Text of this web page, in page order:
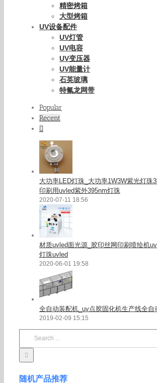
精密烤箱
大型烤箱
UV设备配件
UV灯管
UV电容
UV变压器
UV能量计
石英玻璃
特氟龙网带
Popular
Recent
大功率LED灯珠_大功率1W3W紫光灯珠
印刷用uvled紫外395nm灯珠
2020-07-11 18:56
材质uvled面光源_胶印丝网印刷喷绘机
灯珠uvled
2020-06-01 19:58
全自动装配机_uv点胶固化机生产线全自
2019-02-09 15:15
随机产品推荐